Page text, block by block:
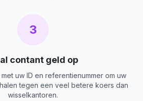
3
contant geld op
uw ID en referentienummer om uw
tegen een veel betere koers dan
wisselkantoren.